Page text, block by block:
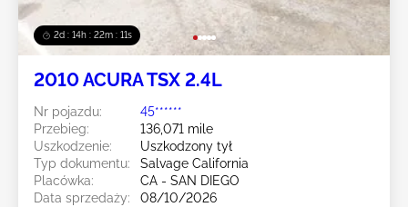
2d : 14h : 22m : 08s
2010 ACURA TSX 2.4L
Nr pojazdu:
45******
Przebieg:
136,071 mile
Uszkodzenie:
Uszkodzony tył
Typ dokumentu:
Salvage California
Placówka:
CA - SAN DIEGO
Data sprzedaży:
08/10/2026